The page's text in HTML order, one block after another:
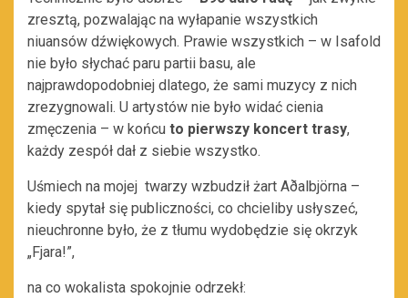
zresztą, pozwalając na wyłapanie wszystkich
niuansów dźwiękowych. Prawie wszystkich – w Isafold
nie było słychać paru partii basu, ale
najprawdopodobniej dlatego, że sami muzycy z nich
zrezygnowali. U artystów nie było widać cienia
zmęczenia – w końcu to pierwszy koncert trasy,
każdy zespół dał z siebie wszystko.
Uśmiech na mojej twarzy wzbudził żart Aðalbjörna –
kiedy spytał się publiczności, co chcieliby usłyszeć,
nieuchronne było, że z tłumu wydobędzie się okrzyk
„Fjara!”,
na co wokalista spokojnie odrzekł: